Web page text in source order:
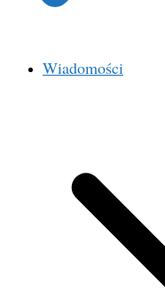
Wiadomości